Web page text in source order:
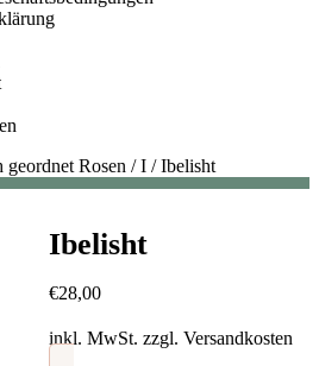
geordnet Rosen /I /Ibelisht
Ibelisht
€28,00
inkl. MwSt. zzgl. Versandkosten